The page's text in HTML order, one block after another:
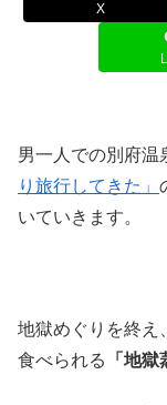
X
男一人での別府温
り旅行してきた」
いていきます。
地獄めぐりを終え
食べられる
「地獄